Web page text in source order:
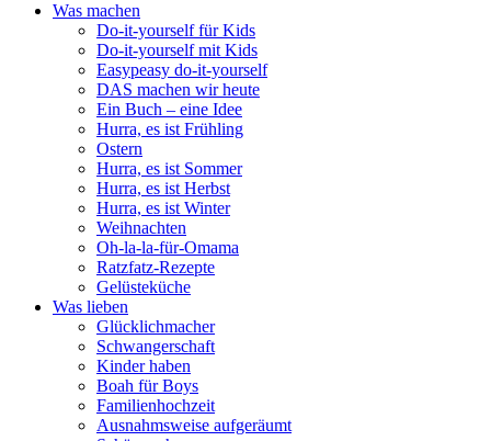
Was machen
Do-it-yourself für Kids
Do-it-yourself mit Kids
Easypeasy do-it-yourself
DAS machen wir heute
Ein Buch – eine Idee
Hurra, es ist Frühling
Ostern
Hurra, es ist Sommer
Hurra, es ist Herbst
Hurra, es ist Winter
Weihnachten
Oh-la-la-für-Omama
Ratzfatz-Rezepte
Gelüsteküche
Was lieben
Glücklichmacher
Schwangerschaft
Kinder haben
Boah für Boys
Familienhochzeit
Ausnahmsweise aufgeräumt